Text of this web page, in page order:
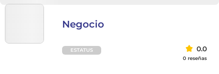
Negocio
ESTATUS 0.0
0 reseñas